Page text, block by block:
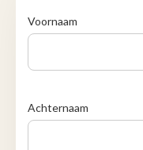
Voornaam
Achternaam